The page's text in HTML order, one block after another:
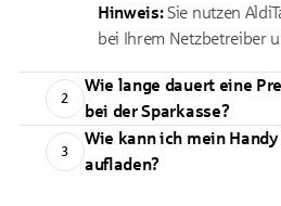
Hinweis:Sie nutzen
bei Ihrem Netzbetreiber
2
Wie lange dauert eine
bei der Sparkasse?
3
Wie kann ich mein
aufladen?